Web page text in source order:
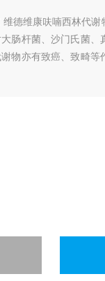
德维康呋喃西林代
肠杆菌、沙门氏菌
物亦有致癌、致畸